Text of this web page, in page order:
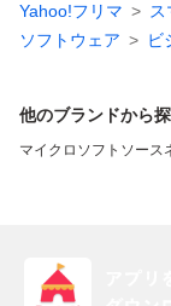
Yahoo!フリマ
ス
ソフトウェア
ビ
他のブランドから
マイクロソフト ソース